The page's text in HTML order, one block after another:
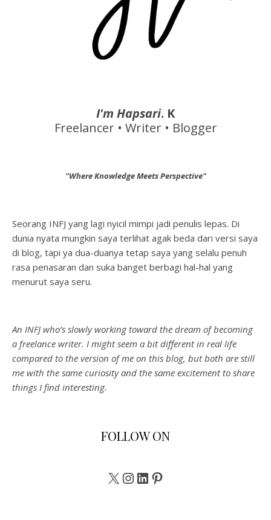
I'm Hapsari. K
Freelancer • Writer • Blogger
"Where Knowledge Meets Perspective"
Seorang INFJ yang lagi nyicil mimpi jadi penulis lepas. Di
dunia nyata mungkin saya terlihat agak beda dari versi saya
di blog, tapi ya dua-duanya tetap saya yang selalu penuh
rasa penasaran dan suka banget berbagi hal-hal yang
menurut saya seru.
An INFJ who’s slowly working toward the dream of becoming
a freelance writer. I might seem a bit different in real life
compared to the version of me on this blog, but both are still
me with the same curiosity and the same excitement to share
things I find interesting.
FOLLOW ON
X Instagram
LinkedInPinterest